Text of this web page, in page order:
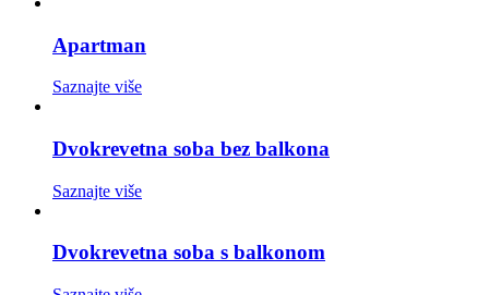
Apartman
Saznajte više
Dvokrevetna soba bez balkona
Saznajte više
Dvokrevetna soba s balkonom